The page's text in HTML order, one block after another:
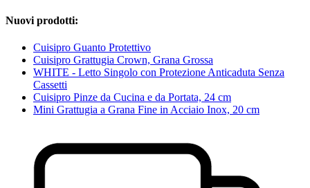
Nuovi prodotti:
Cuisipro Guanto Protettivo
Cuisipro Grattugia Crown, Grana Grossa
WHITE - Letto Singolo con Protezione Anticaduta Senza
Cassetti
Cuisipro Pinze da Cucina e da Portata, 24 cm
Mini Grattugia a Grana Fine in Acciaio Inox, 20 cm